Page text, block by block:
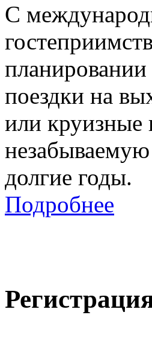
С
поездки на
или круизные
незабываемую
долгие годы.
Подробнее